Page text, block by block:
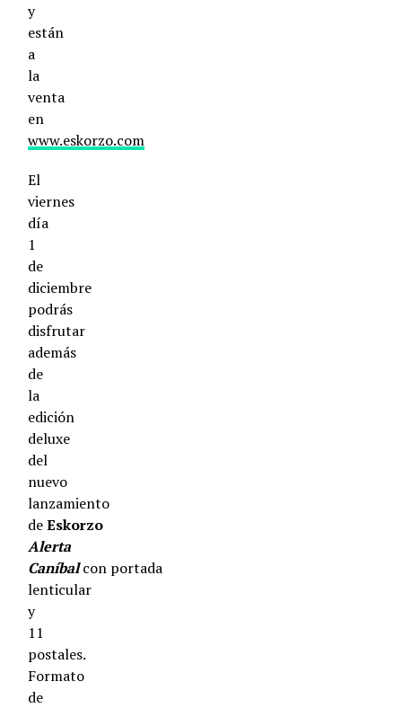
y
están
a
la
venta
en
www.eskorzo.com
El
viernes
día
1
de
diciembre
podrás
disfrutar
además
de
la
edición
deluxe
del
nuevo
lanzamiento
deEskorzo
Alerta
Caníbalcon portada
lenticular
y
11
postales.
Formato
de